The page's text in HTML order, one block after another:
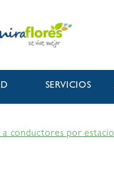
SERVICIOS
conductores por